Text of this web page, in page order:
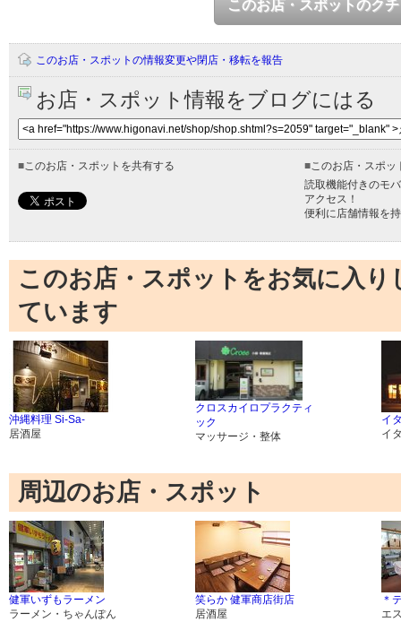
このお店・スポットのク
このお店・スポットの情報変更や閉店・移転を報告
お店・スポット情報をブログにはる
■このお店・スポットを共有する ■このお店・スポッ
読取機能付きのモ
アクセス！
便利に店舗情報を
このお店・スポットをお気に入
ています
沖縄料理 Si-Sa-
居酒屋
クロスカイロプラクティ
ック
マッサージ・整体
イ
イ
周辺のお店・スポット
健軍いずもラーメン
ラーメン・ちゃんぽん
笑らか 健軍商店街店
居酒屋
＊
エ